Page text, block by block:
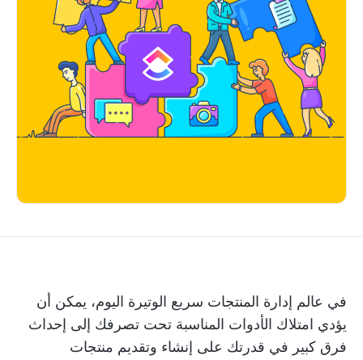
في عالم إدارة المنتجات سريع الوتيرة اليوم، يمكن أن
يؤدي امتلاك الأدوات المناسبة تحت تصرفك إلى إحداث
فرق كبير في قدرتك على إنشاء وتقديم منتجات